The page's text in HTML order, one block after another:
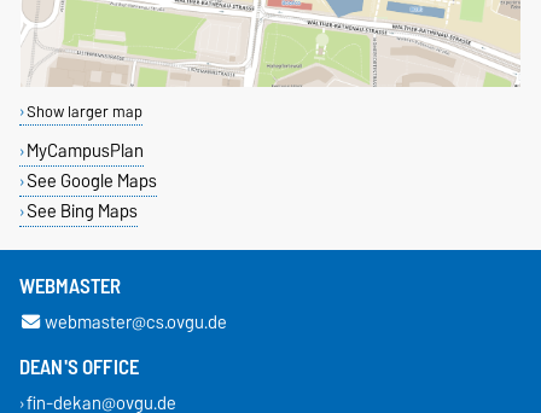
Show larger map
MyCampusPlan
See Google Maps
See Bing Maps
WEBMASTER
webmaster@cs.ovgu.de
DEAN'S OFFICE
fin-dekan@ovgu.de